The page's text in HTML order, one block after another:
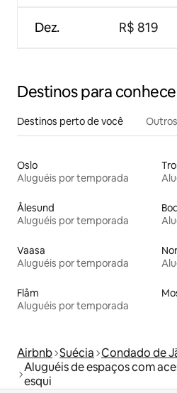
Dez. R$ 819
Destinos para
Destinos perto de você
Oslo
Aluguéis por temporada
Ålesund
Aluguéis por temporada
Vaasa
Aluguéis por temporada
Flåm
Aluguéis por temporada
Airbnb Suécia Condado de
Aluguéis de espaços com
esqui